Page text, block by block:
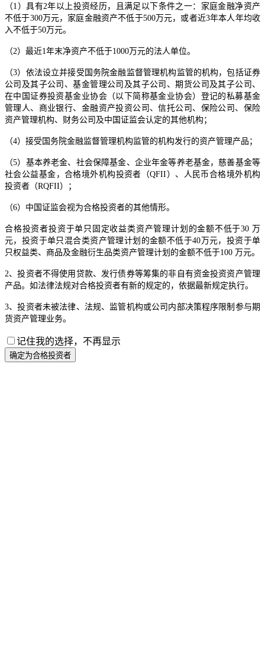
（1）具有2年以上投资经历，且满足以下条件之一：家庭金融净资产
不低于300万元，家庭金融资产不低于500万元，或者近3年本人年均收
入不低于50万元。
（2）最近1年末净资产不低于1000万元的法人单位。
（3）依法设立并接受国务院金融监督管理机构监管的机构，包括证券
公司及其子公司、基金管理公司及其子公司、期货公司及其子公司、
在中国证券投资基金业协会（以下简称基金业协会）登记的私募基金
管理人、商业银行、金融资产投资公司、信托公司、保险公司、保险
资产管理机构、财务公司及中国证监会认定的其他机构；
（4）接受国务院金融监督管理机构监管的机构发行的资产管理产品；
（5）基本养老金、社会保障基金、企业年金等养老基金，慈善基金等
社会公益基金，合格境外机构投资者（QFII）、人民币合格境外机构
投资者（RQFII）；
（6）中国证监会视为合格投资者的其他情形。
合格投资者投资于单只固定收益类资产管理计划的金额不低于30 万
元，投资于单只混合类资产管理计划的金额不低于40万元，投资于单
只权益类、商品及金融衍生品类资产管理计划的金额不低于100 万元。
2、投资者不得使用贷款、发行债券等筹集的非自有资金投资资产管理
产品。如法律法规对合格投资者有新的规定的，依据最新规定执行。
3、投资者未被法律、法规、监管机构或公司内部决策程序限制参与期
货资产管理业务。
记住我的选择，不再显示
确定为合格投资者